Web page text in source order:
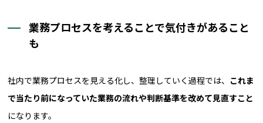
業務プロセスを考えることで気付きがあること
も
社内で業務プロセスを見える化し、整理していく過程では、 これま
で当たり前になっていた業務の流れや判断基準を改めて見直すこと
になります。